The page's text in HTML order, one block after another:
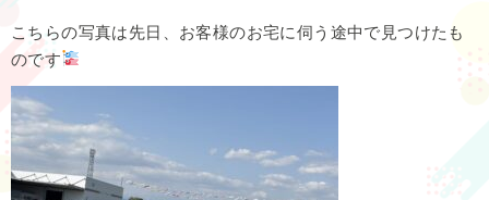
こちらの写真は先日、お客様のお宅に伺う途中で見つけたも
のです